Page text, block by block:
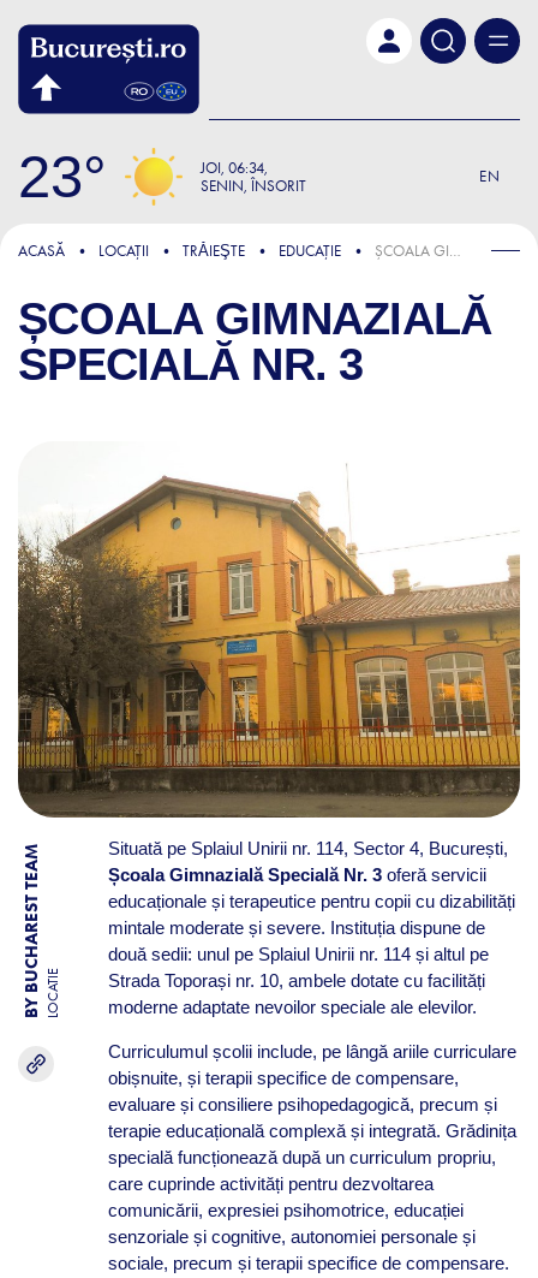
23 JOI 06:34
SENIN, ÎNSORIT
EN
ACASĂ LOCAȚII TRǍIEŞTE EDUCAȚIE ȘCOALA GIMNAZIALĂ SPECIALĂ NR. 3
ȘCOALA GIMNAZIALĂ
SPECIALĂ NR. 3
BY BUCHAREST TEAM LOCATIE
Situată pe Splaiul Unirii nr. 114, Sector 4, București,
Școala Gimnazială Specială Nr. 3oferă servicii
educaționale și terapeutice pentru copii cu dizabilități
mintale moderate și severe. Instituția dispune de
două sedii: unul pe Splaiul Unirii nr. 114 și altul pe
Strada Toporași nr. 10, ambele dotate cu facilități
moderne adaptate nevoilor speciale ale elevilor.
Curriculumul școlii include, pe lângă ariile curriculare
obișnuite, și terapii specifice de compensare,
evaluare și consiliere psihopedagogică, precum și
terapie educațională complexă și integrată. Grădinița
specială funcționează după un curriculum propriu,
care cuprinde activități pentru dezvoltarea
comunicării, expresiei psihomotrice, educației
senzoriale și cognitive, autonomiei personale și
sociale, precum și terapii specifice de compensare.